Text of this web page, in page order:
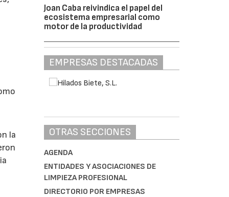
la
Joan Caba reivindica el papel del
ecosistema empresarial como
motor de la productividad
EMPRESAS DESTACADAS
OTRAS SECCIONES
AGENDA
ENTIDADES Y ASOCIACIONES DE
LIMPIEZA PROFESIONAL
DIRECTORIO POR EMPRESAS